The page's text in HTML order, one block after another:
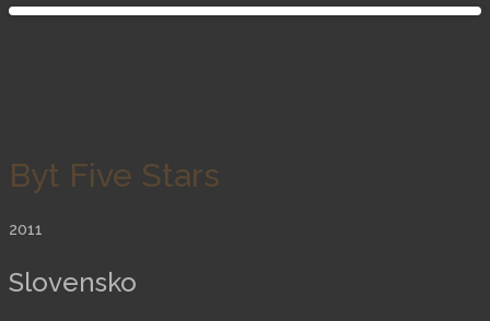
Byt Five Stars
2011
Slovensko